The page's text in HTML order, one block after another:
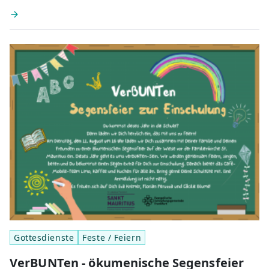
Gottesdienste Feste / Feiern
VerBUNTen - ökumenische Segensfeier